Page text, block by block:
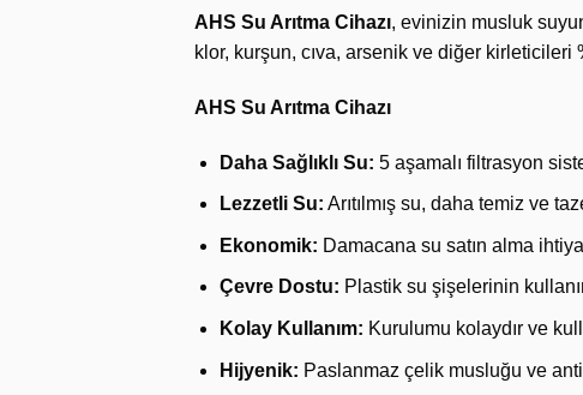
AHS Su Arıtma Cihazı, evinizin musluk
klor, kurşun, cıva, arsenik ve diğer kirleticileri
AHS Su Arıtma Cihazı
Daha Sağlıklı Su: 5 aşamalı filtrasyon
Lezzetli Su: Arıtılmış su, daha temiz ve
Ekonomik: Damacana su satın alma
Çevre Dostu: Plastik su şişelerinin
Kolay Kullanım: Kurulumu kolaydır ve
Hijyenik: Paslanmaz çelik musluğu ve